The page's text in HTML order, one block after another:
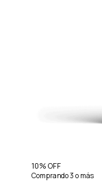
10% OFF
Comprando 3 o más